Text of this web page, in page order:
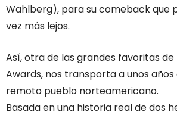
Wahlberg), para su comeback que
vez más lejos.
Así, otra de las grandes favoritas
Awards, nos transporta a unos años
remoto pueblo norteamericano.
Basada en una historia real de dos